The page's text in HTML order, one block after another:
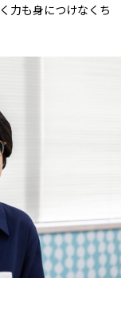
力も身につけなくち